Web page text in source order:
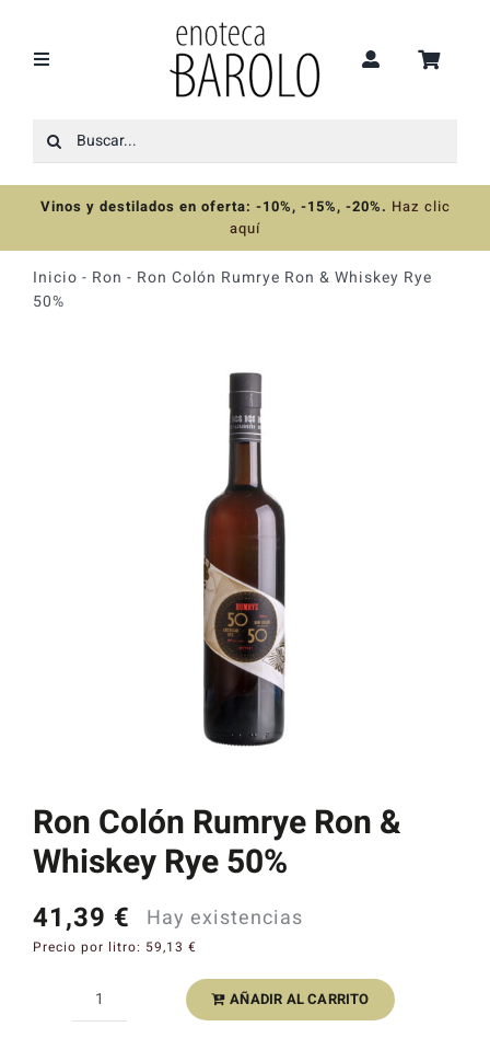
contenido
Toggle
Recomendaciones
Ofertas
Colecciones
Buscar:
Vinos y destilados en oferta: -10%, -15%, -20%. Haz clic
aquí
Inicio - Ron - Ron Colón Rumrye Ron & Whiskey Rye
50%
Ron Colón Rumrye Ron &
Whiskey Rye 50%
41,39 € Hay existencias
Precio por litro: 59,13 €
Ron
AÑADIR AL CARRITO